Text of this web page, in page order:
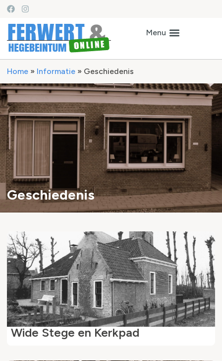
Home » Informatie » Geschiedenis
Geschiedenis
Wide Stege en Kerkpad